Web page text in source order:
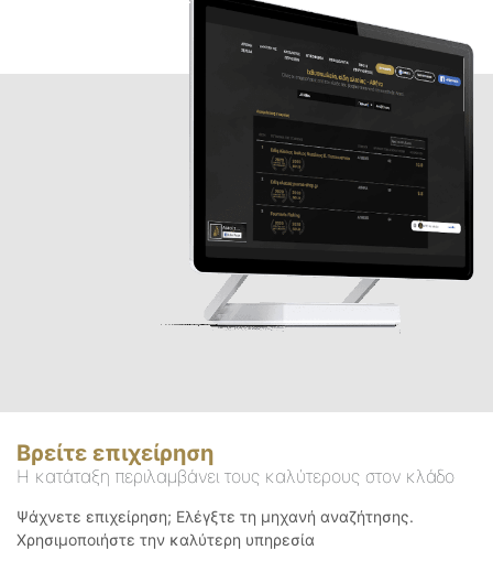
Βρείτε επιχείρηση
Η κατάταξη περιλαμβάνει τους καλύτερους στον κλάδο
Ψάχνετε επιχείρηση; Ελέγξτε τη μηχανή αναζήτησης.
Χρησιμοποιήστε την καλύτερη υπηρεσία